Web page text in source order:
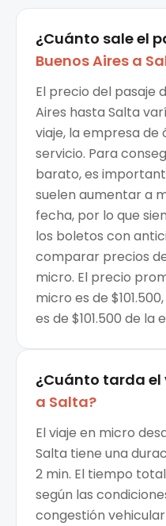
¿Cuánto sale el
Buenos Aires a
El precio del pasaje
Aires hasta Salta
viaje, la empresa de
servicio. Para
barato, es
suelen aumentar a
fecha, por lo que
los boletos con
comparar precios
micro. El precio
micro es de
es de $101.500 de la
¿Cuánto tarda el
a Salta?
El viaje en micro
Salta tiene una
2 min. El tiempo
según las
congestión